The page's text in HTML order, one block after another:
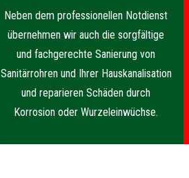
Neben dem professionellen Notdienst
übernehmen wir auch die sorgfältige
und fachgerechte Sanierung von
Sanitärrohren und Ihrer Hauskanalisation
und reparieren Schäden durch
Korrosion oder Wurzeleinwüchse.